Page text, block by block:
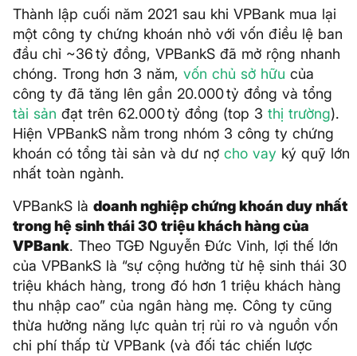
Thành lập cuối năm 2021 sau khi VPBank mua lại
một công ty chứng khoán nhỏ với vốn điều lệ ban
đầu chỉ ~36 tỷ đồng, VPBankS đã mở rộng nhanh
chóng. Trong hơn 3 năm, vốn chủ sở hữu của
công ty đã tăng lên gần 20.000 tỷ đồng và tổng
tài sản đạt trên 62.000 tỷ đồng (top 3 thị trường).
Hiện VPBankS nằm trong nhóm 3 công ty chứng
khoán có tổng tài sản và dư nợ cho vay ký quỹ lớn
nhất toàn ngành.
VPBankS là doanh nghiệp chứng khoán duy nhất
trong hệ sinh thái 30 triệu khách hàng của
VPBank. Theo TGĐ Nguyễn Đức Vinh, lợi thế lớn
của VPBankS là “sự cộng hưởng từ hệ sinh thái 30
triệu khách hàng, trong đó hơn 1 triệu khách hàng
thu nhập cao” của ngân hàng mẹ. Công ty cũng
thừa hưởng năng lực quản trị rủi ro và nguồn vốn
chi phí thấp từ VPBank (và đối tác chiến lược